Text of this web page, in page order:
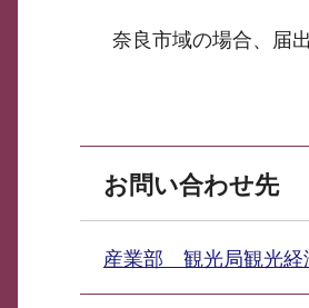
奈良市域の場合、届
お問い合わせ先
産業部 観光局観光